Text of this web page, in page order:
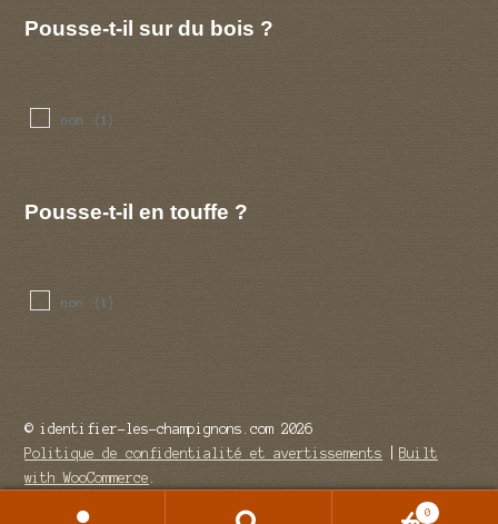
Pousse-t-il sur du bois ?
non (1)
Pousse-t-il en touffe ?
non (1)
© identifier-les-champignons.com 2026
Politique de confidentialité et avertissements
Built
with WooCommerce
0